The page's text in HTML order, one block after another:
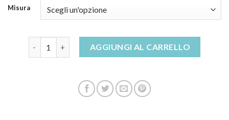
Misura
sandali estivi donna quantitàAGGIUNGI AL CARRELLO